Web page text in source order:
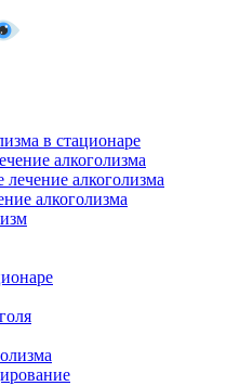
в стационаре
алкоголизма
алкоголизма
алкоголизма